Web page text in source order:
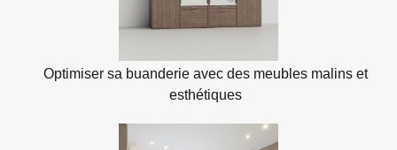
Optimiser sa buanderie avec des meubles malins et
esthétiques